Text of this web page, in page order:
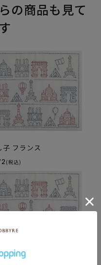
の商品も見て
子 フランス
(税込)